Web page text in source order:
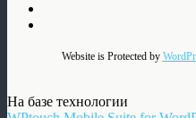
Website is Protected by
На базе технологии